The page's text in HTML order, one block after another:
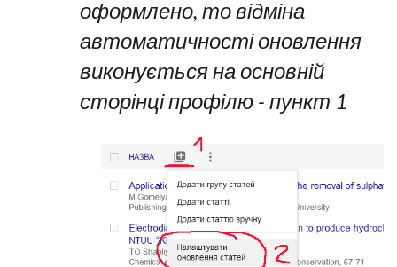
оформлено, то відміна
автоматичності оновлення
виконується на основній
сторінці профілю - пункт 1